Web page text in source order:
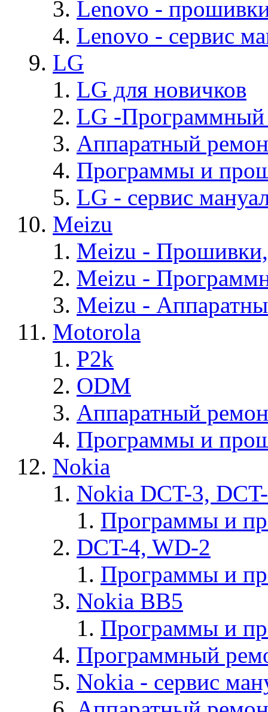
Lenovo -
Lenovo - cервис
LG
LG для новичков
LG -Программный
Аппаратный
Программы и
LG - cервис
Meizu
Meizu -
Meizu -
Meizu -
Motorola
P2k
ODM
Аппаратный
Программы и
Nokia
Nokia DCT-3,
Программы и
DCT-4, WD-2
Программы и
Nokia BB5
Программы и
Программный
Nokia - cервис